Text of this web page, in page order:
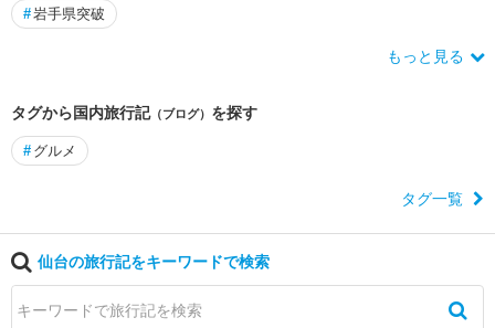
#岩手県突破
もっと見る
タグから国内旅行記（ブログ） を探す
# グルメ
タグ一覧
仙台の旅行記をキーワードで検索